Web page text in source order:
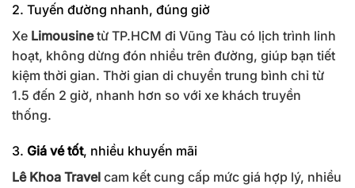
2. Tuyến đường nhanh, đúng giờ
Xe Limousinetừ TP.HCM đi Vũng Tàu có lịch trình linh
hoạt, không dừng đón nhiều trên đường, giúp bạn tiết
kiệm thời gian. Thời gian di chuyển trung bình chỉ từ
1.5 đến 2 giờ, nhanh hơn so với xe khách truyền
thống.
3. Giá vé tốt, nhiều khuyến mãi
Lê Khoa Travel cam kết cung cấp mức giá hợp lý, nhiều